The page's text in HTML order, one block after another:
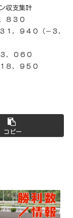
収支集計
８３０
０（－３，
０６０
９５０
コピー